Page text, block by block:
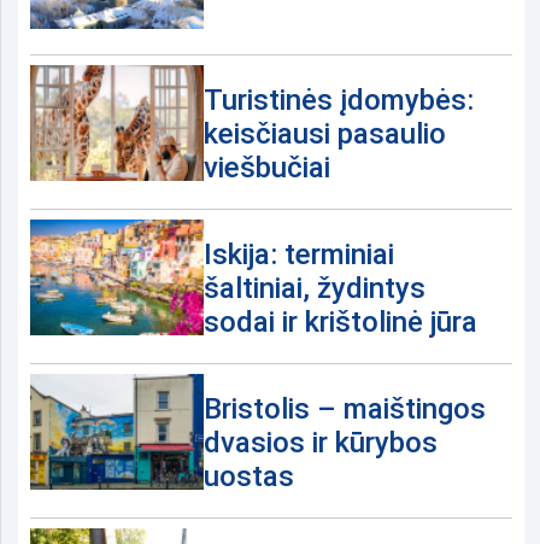
Turistinės įdomybės:
keisčiausi pasaulio
viešbučiai
Iskija: terminiai
šaltiniai, žydintys
sodai ir krištolinė jūra
Bristolis – maištingos
dvasios ir kūrybos
uostas